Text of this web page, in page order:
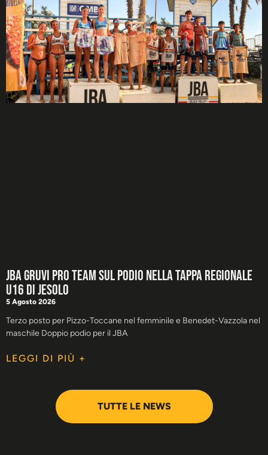
JBA GRUVI Pro Team sul podio nella tappa regionale
U16 di Jesolo
5 Agosto 2026
Terzo posto per Pizzo-Toccane nel femminile e Benedet-Vazzola nel
maschile Doppio podio per il JBA
LEGGI DI PIÙ +
TUTTE LE NEWS